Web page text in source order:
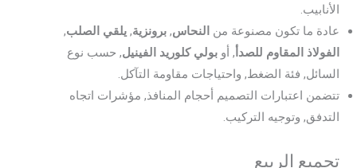
الأنابيب.
عادة ما تكون مصنوعة من النحاس,برونزية,يلقي الصلب,
الفولاذ المقاوم للصدأ , أوبولي كلوريد الفينيل, حسب نوع
السائل, فئة الضغط, واحتياجات مقاومة التآكل.
تتضمن اعتبارات التصميم أحجام المنافذ, مؤشرات اتجاه
التدفق, وتوجيه التركيب.
تجميع الربيع